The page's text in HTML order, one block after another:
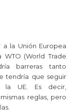
la Unión Europea
WTO (World Trade
barreras tanto
tendría que seguir
la UE. Es decir,
reglas, pero